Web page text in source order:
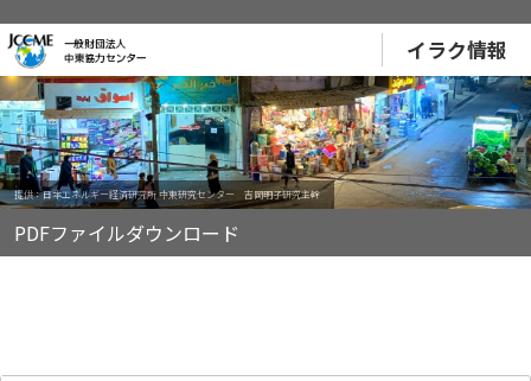
イラク情報
提供：日本エネルギー経済研究所 中東研究センター 吉岡明子研究主幹
PDFファイルダウンロード